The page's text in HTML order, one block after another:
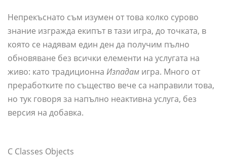
Непрекъснато съм изумен от това колко сурово
знание изгражда екипът в тази игра, до точката, в
която се надявам един ден да получим пълно
обновяване без всички елементи на услугата на
живо: като традиционна Изпадам игра. Много от
преработките по същество вече са направили това,
но тук говоря за напълно неактивна услуга, без
версия на добавка.
C Classes Objects